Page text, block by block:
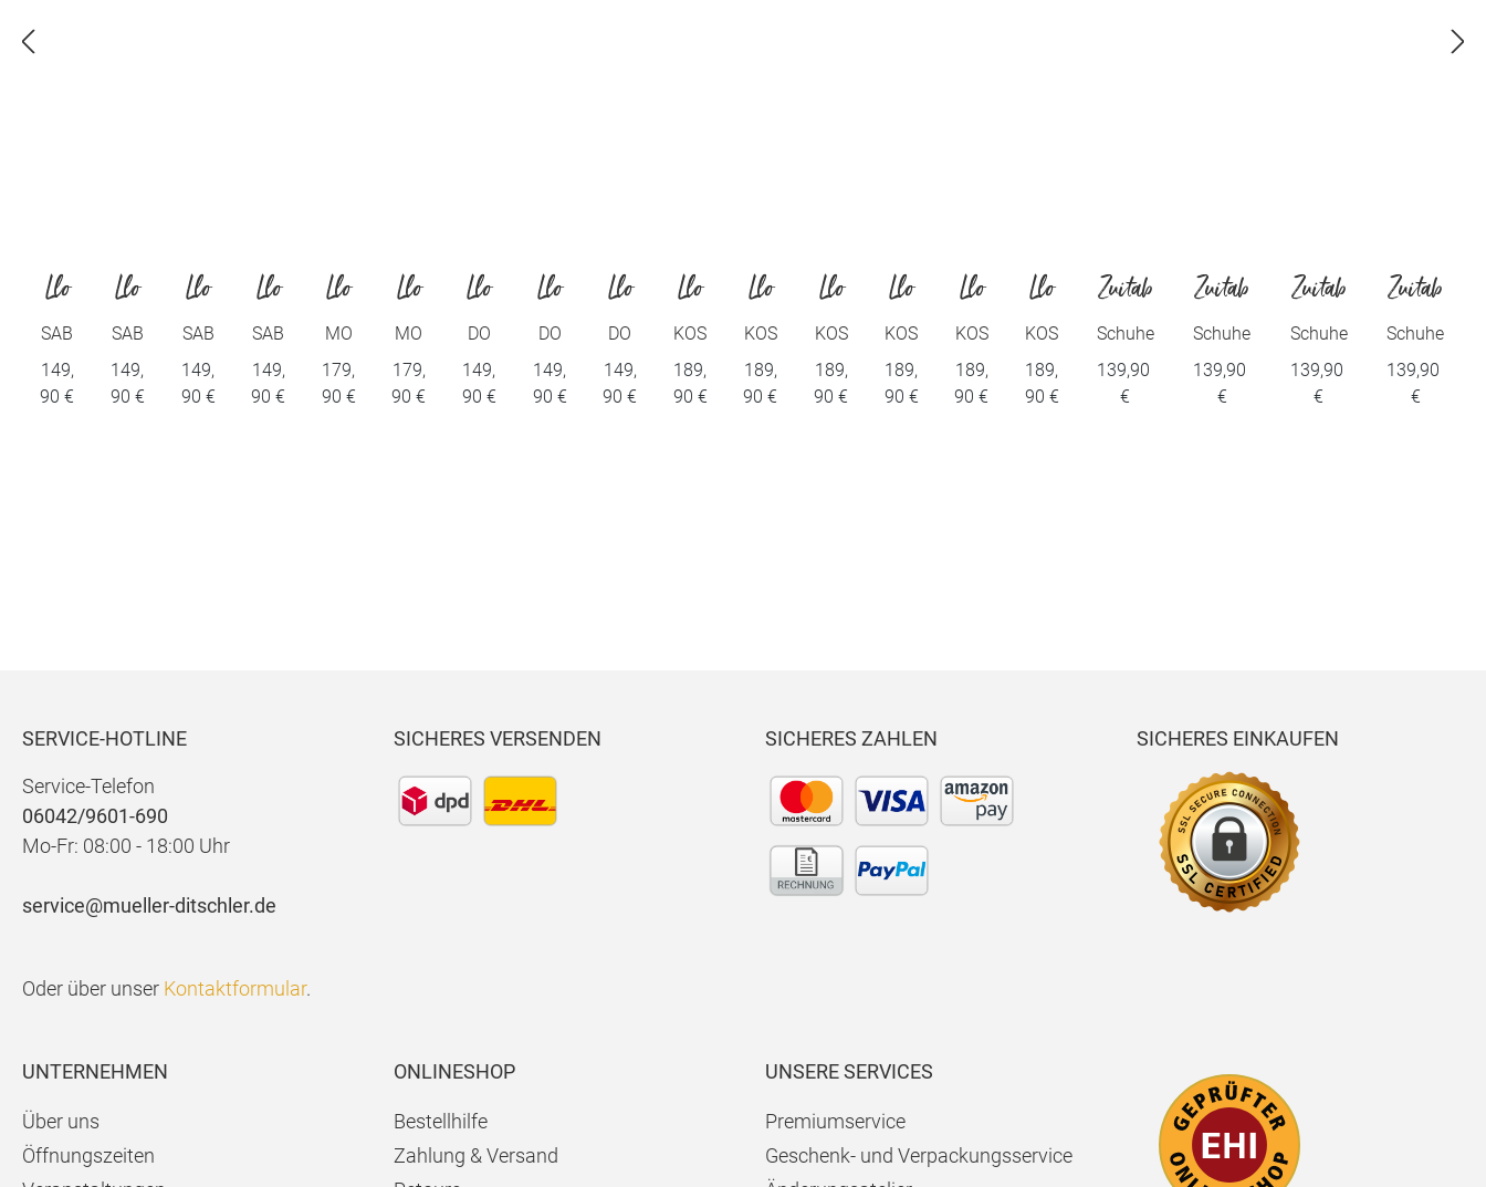
Llo
yd
Sho
SAB
RE
149,
90 €
Llo
yd
Sho
SAB
RE
149,
90 €
Llo
yd
Sho
SAB
RE
149,
90 €
Llo
yd
Sho
SAB
RE
149,
90 €
Llo
yd
Sho
MO
NTY
179,
90 €
Llo
yd
Sho
MO
NTY
179,
90 €
Llo
yd
Sho
DO
N
149,
90 €
Llo
yd
Sho
DO
N
149,
90 €
Llo
yd
Sho
DO
N
149,
90 €
Llo
yd
Sho
KOS
189,
90 €
Llo
yd
Sho
KOS
189,
90 €
Llo
yd
Sho
KOS
189,
90 €
Llo
yd
Sho
KOS
189,
90 €
Llo
yd
Sho
KOS
189,
90 €
Llo
yd
Sho
KOS
189,
90 €
Zuitab
le
Schuhe
BROOK
S
139,90
€
Zuitab
le
Schuhe
BROOK
S
139,90
€
Zuitab
le
Schuhe
BROOK
S
139,90
€
Zuitab
le
Schuhe
BROOK
S
139,90
€
SERVICE-HOTLINE
Service-Telefon
06042/9601-690
Mo-Fr: 08:00 - 18:00 Uhr
service@mueller-ditschler.de
Oder über unser Kontaktformular.
SICHERES VERSENDEN SICHERES ZAHLEN SICHERES EINKAUFEN
UNTERNEHMEN
Über uns
Öffnungszeiten
ONLINESHOP
Bestellhilfe
Zahlung & Versand
UNSERE SERVICES
Premiumservice
Geschenk- und Verpackungsservice